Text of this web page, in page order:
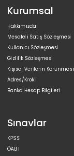
Kurumsal
Hakkımızda
Mesafeli Satış Sözleşmesi
Kullanıcı Sözleşmesi
Gizlilik Sözleşmesi
Kişisel Verilerin Korunması
Adres/Kroki
Banka Hesap Bilgileri
Sınavlar
KPSS
ÖABT